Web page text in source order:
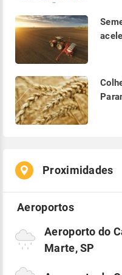
Proximidades
Aeroporto do
Marte, SP